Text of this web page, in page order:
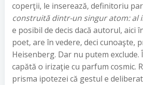
coperţii, le inserează, definitoriu
construită dintr-un singur atom: al
e posibil de decis dacă autorul, aici
poet, are în vedere, deci cunoaşte,
Heisenberg. Dar nu putem exclude.
capătă o irizaţie cu parfum cosmic.
prisma ipotezei că gestul e